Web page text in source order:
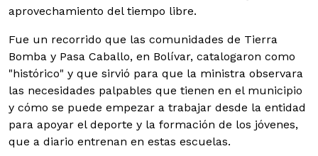
aprovechamiento del tiempo libre.
Fue un recorrido que las comunidades de Tierra
Bomba y Pasa Caballo, en Bolívar, catalogaron como
"histórico" y que sirvió para que la ministra observara
las necesidades palpables que tienen en el municipio
y cómo se puede empezar a trabajar desde la entidad
para apoyar el deporte y la formación de los jóvenes,
que a diario entrenan en estas escuelas.